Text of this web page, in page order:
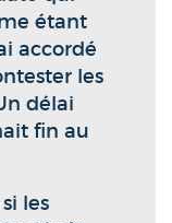
étant
accordé
les
délai
fin au
les